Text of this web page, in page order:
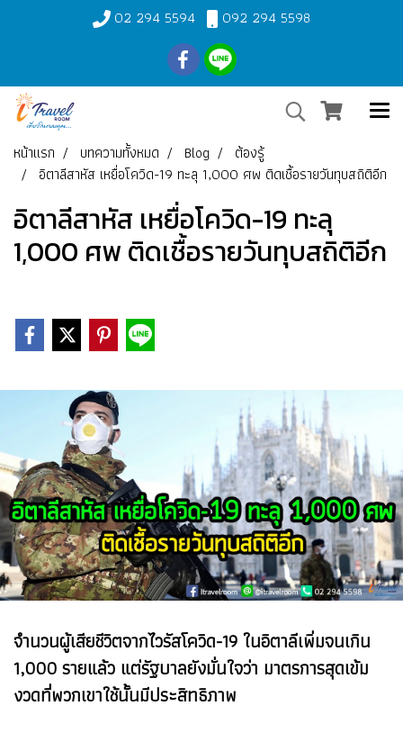
02 294 5594 092 294 5598
หน้าแรก บทความทั้งหมด Blog
ต้องรู้
อิตาลีสาหัส เหยื่อโควิด-19 ทะลุ 1,000 ศพ ติดเชื้อรายวันทุบสถิติอีก
อิตาลีสาหัส เหยื่อโควิด-19 ทะลุ
1,000 ศพ ติดเชื้อรายวันทุบสถิติอีก
จำนวนผู้เสียชีวิตจากไวรัสโควิด-19 ในอิตาลีเพิ่มจนเกิน
1,000 รายแล้ว แต่รัฐบาลยังมั่นใจว่า มาตรการสุดเข้ม
งวดที่พวกเขาใช้นั้นมีประสิทธิภาพ